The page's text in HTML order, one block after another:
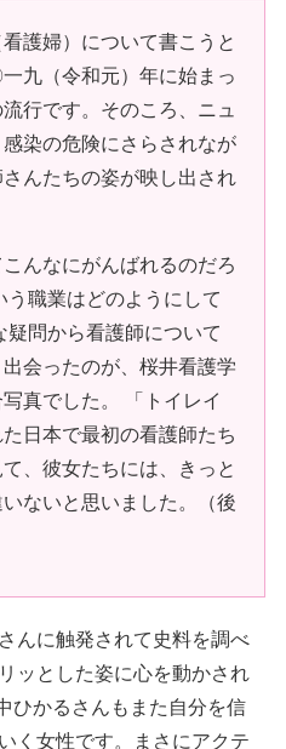
護婦）について書こうと
九（令和元）年に始まっ
行です。そのころ、ニュ
染の危険にさらされなが
んたちの姿が映し出され
んなにがんばれるのだろ
職業はどのようにして
問から看護師について
会ったのが、桜井看護学
真でした。 「トイレイ
日本で最初の看護師たち
、彼女たちには、きっと
ないと思いました。（後
んに触発されて史料を調べ
ッとした姿に心を動かされ
ひかるさんもまた自分を信
く女性です。まさにアクテ